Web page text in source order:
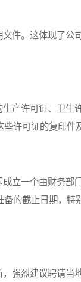
。这体现了公
许可证、卫生
许可证的复印件
一个由财务部
的截止日期，
烈建议聘请当